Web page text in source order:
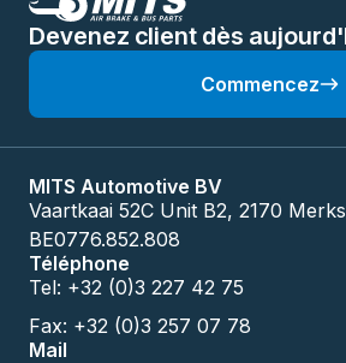
Devenez client dès
Commencez
MITS Automotive BV
Vaartkaai 52C Unit B2, 2170
BE0776.852.808
Téléphone
Tel: +32 (0)3 227 42 75
Fax: +32 (0)3 257 07 78
Mail